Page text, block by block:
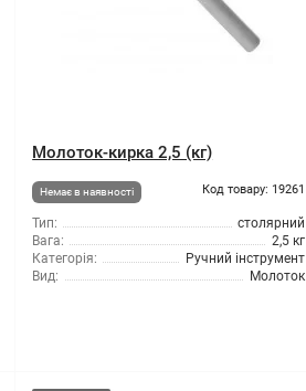
Молоток-кирка 2,5 (кг)
Немає в наявності Код товару: 19261
Тип:
столярний
Вага:
2,5 кг
Категорія:
Ручний інструмент
Вид:
Молоток